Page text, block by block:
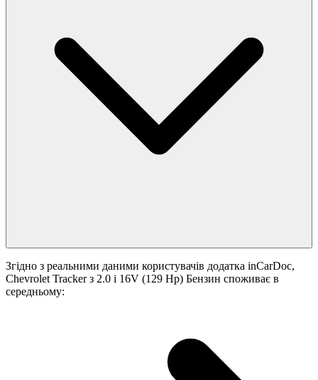
Згідно з реальними даними користувачів додатка inCarDoc,
Chevrolet Tracker з 2.0 i 16V (129 Hp) Бензин споживає в
середньому: